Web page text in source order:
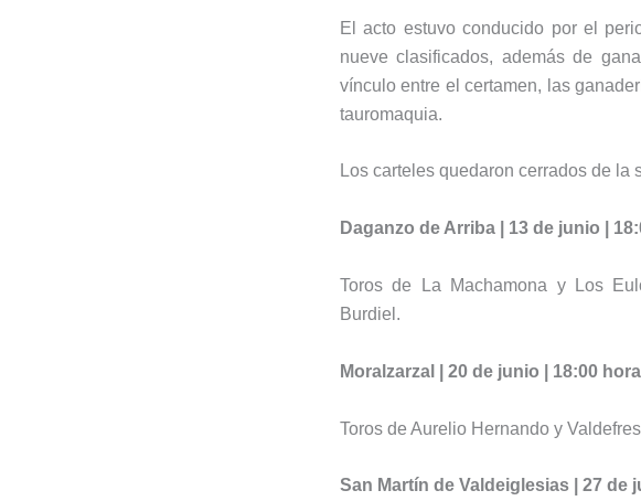
El acto estuvo conducido por el
nueve clasificados, además de
vínculo entre el certamen, las
tauromaquia.
Los carteles quedaron cerrados de la
Daganzo de Arriba | 13 de junio |
Toros de La Machamona y Los
Burdiel.
Moralzarzal | 20 de junio | 18:00
Toros de Aurelio Hernando y
San Martín de Valdeiglesias | 27 de